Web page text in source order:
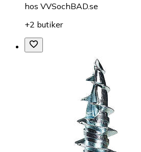
hos VVSochBAD.se
+2 butiker